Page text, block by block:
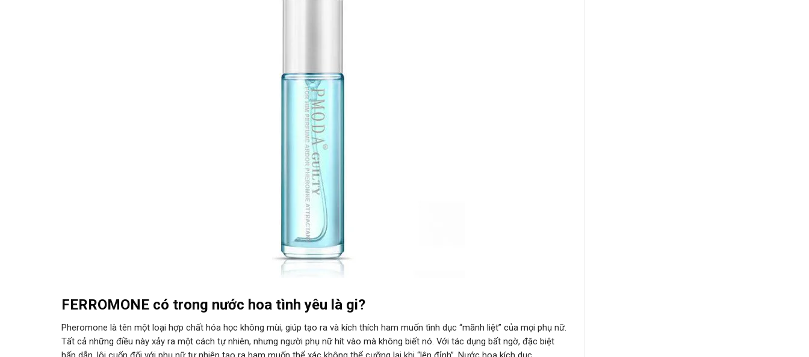
FERROMONE có trong nước hoa tình yêu là gi?
Pheromone là tên một loại hợp chất hóa học không mùi, giúp tạo ra và kích thích ham muốn tình dục “mãnh liệt” của mọi phụ nữ.
Tất cả những điều này xảy ra một cách tự nhiên, nhưng người phụ nữ hít vào mà không biết nó. Với tác dụng bất ngờ, đặc biệt